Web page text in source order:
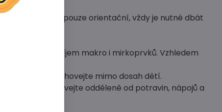
dávkování je pouze orientační, vždy je nutné dbát
optimální příjem makro i mirkoprvků. Vzhledem
Výrobek uschovejte mimo dosah dětí.
dětí. Uchovejte odděleně od potravin, nápojů a